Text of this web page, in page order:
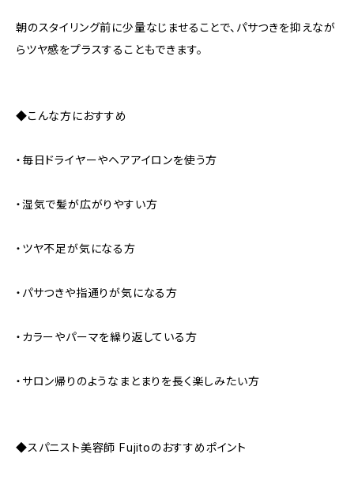
朝のスタイリング前に少量なじませることで、パサつきを抑えなが
らツヤ感をプラスすることもできます。
◆こんな方におすすめ
・毎日ドライヤーやヘアアイロンを使う方
・湿気で髪が広がりやすい方
・ツヤ不足が気になる方
・パサつきや指通りが気になる方
・カラーやパーマを繰り返している方
・サロン帰りのようなまとまりを長く楽しみたい方
◆スパニスト美容師 Fujitoのおすすめポイント